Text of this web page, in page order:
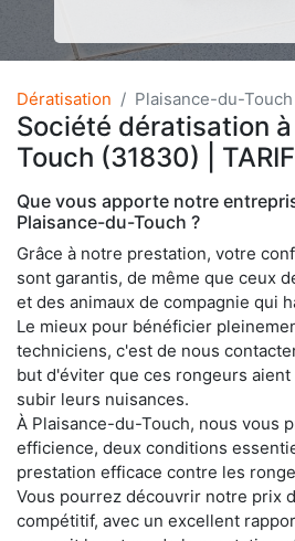
Dératisation Plaisance-du-
Société dératisation
Touch (31830) | TARIF
Que vous apporte notre
Plaisance-du-Touch ?
Grâce à notre prestation, votre
sont garantis, de même que ceux
et des animaux de compagnie qui
Le mieux pour bénéficier
techniciens, c'est de nous
but d'éviter que ces rongeurs
subir leurs nuisances.
À Plaisance-du-Touch, nous vous
efficience, deux conditions
prestation efficace contre les
Vous pourrez découvrir notre prix
compétitif, avec un excellent